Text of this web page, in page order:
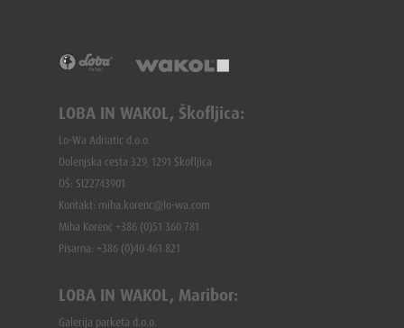
LOBA IN WAKOL, Škofljica:
Lo-Wa Adriatic d.o.o.
Dolenjska cesta 329, 1291 Škofljica
DŠ: SI22743901
Kontakt: miha.korenc@lo-wa.com
Miha Korenč +386 (0)51 360 781
Pisarna: +386 (0)40 461 821
LOBA IN WAKOL, Maribor:
Galerija parketa d.o.o.